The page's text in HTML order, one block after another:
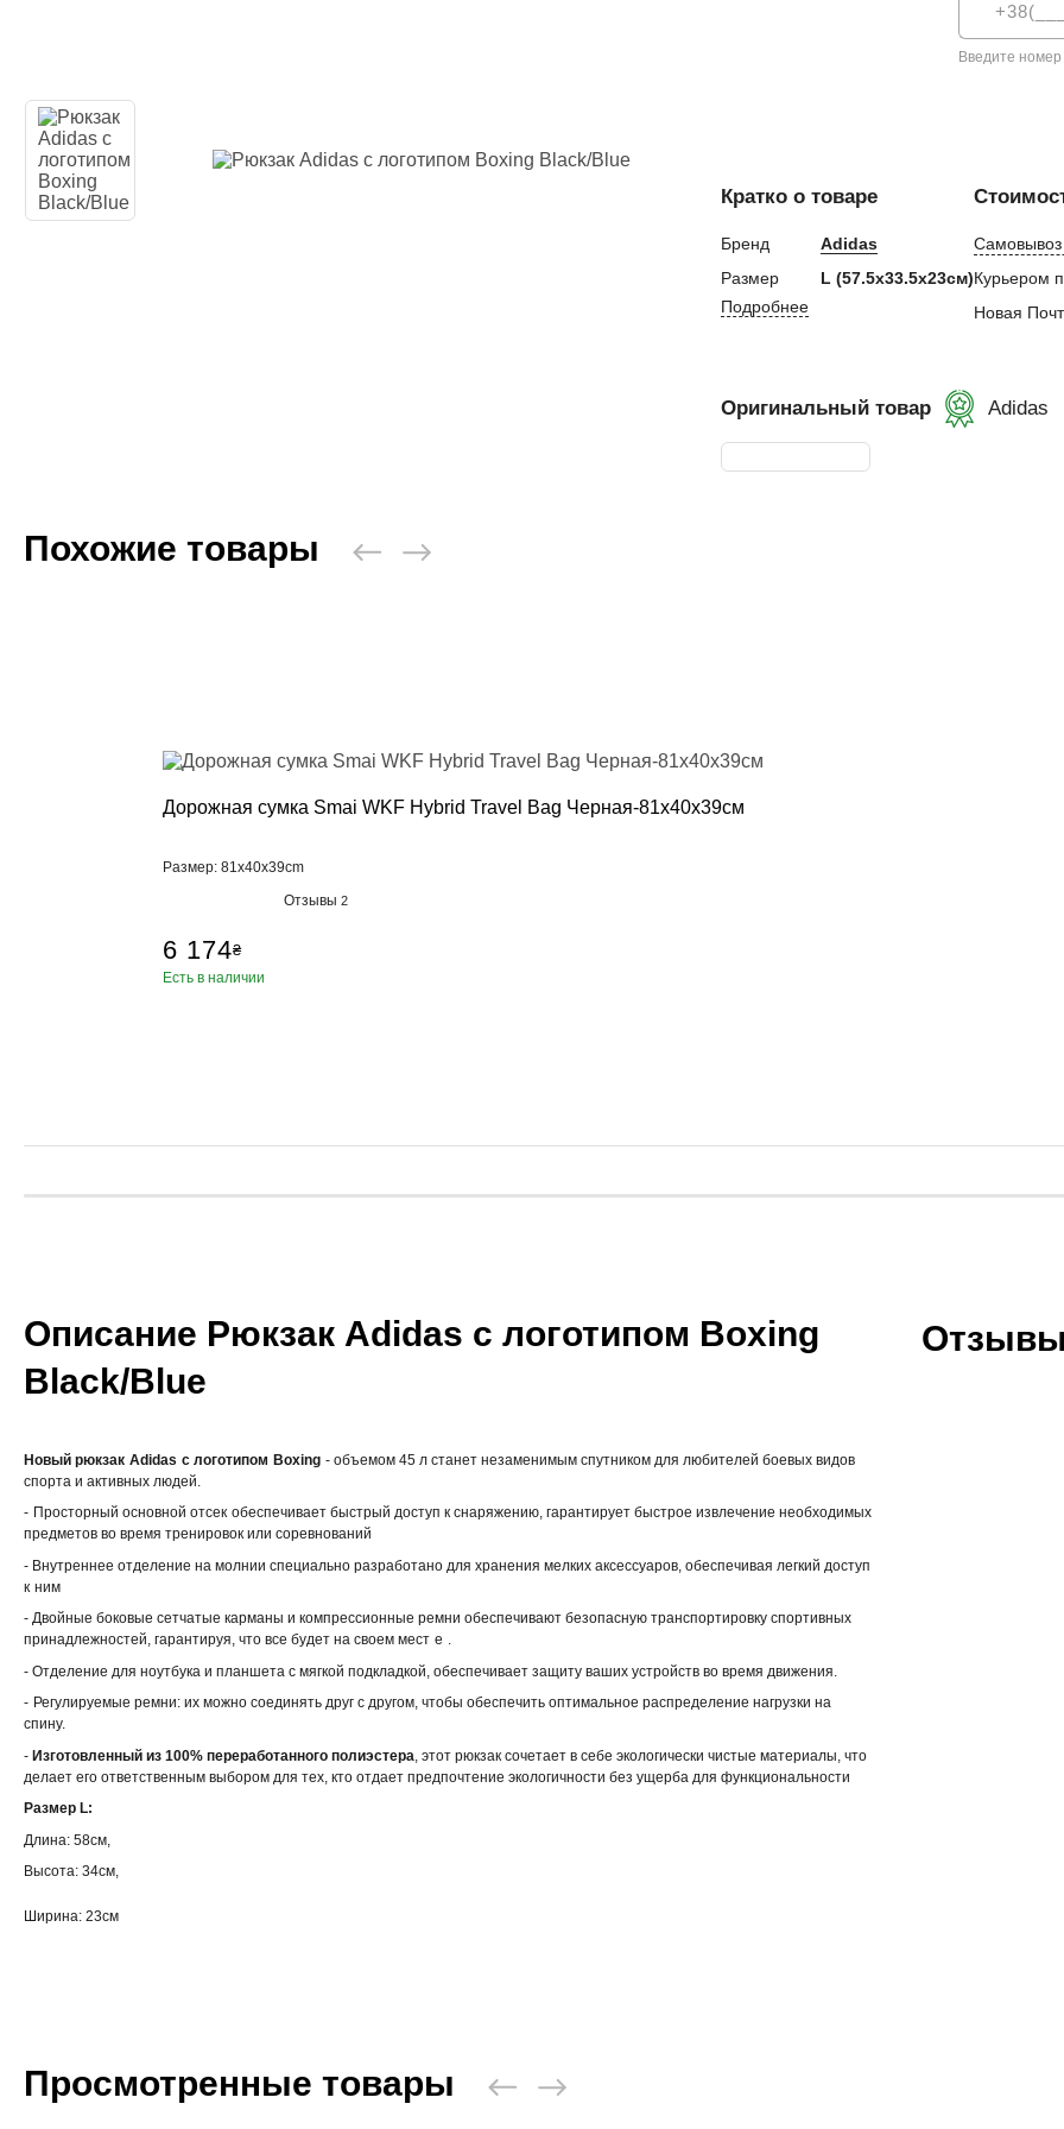
Вольная борьба
Введите
Кратко о товаре
Бренд
Adidas
Размер
L (57.5x33.5x23см)
Подробнее
Самовывоз
Курьером
Новая
Оригинальный товар Adidas
Похожие товары
Дорожная сумка Smai WKF Hybrid Travel Bag Черная-81х40х39см
Размер: 81x40x39cm
Отзывы2
6 174₴
Есть в наличии
Описание Рюкзак Adidas с логотипом Boxing
Black/Blue
Новый рюкзак Adidas с логотипом Boxing - объемом 45 л станет незаменимым спутником для любителей боевых видов
спорта и активных людей.
- Просторный основной отсек обеспечивает быстрый доступ к снаряжению, гарантирует быстрое извлечение необходимых
предметов во время тренировок или соревнований
- Внутреннее отделение на молнии специально разработано для хранения мелких аксессуаров, обеспечивая легкий доступ
к ним
- Двойные боковые сетчатые карманы и компрессионные ремни обеспечивают безопасную транспортировку спортивных
принадлежностей, гарантируя, что все будет на своем мест е .
- Отделение для ноутбука и планшета с мягкой подкладкой, обеспечивает защиту ваших устройств во время движения.
- Регулируемые ремни: их можно соединять друг с другом, чтобы обеспечить оптимальное распределение нагрузки на
спину.
- Изготовленный из 100% переработанного полиэстера , этот рюкзак сочетает в себе экологически чистые материалы, что
делает его ответственным выбором для тех, кто отдает предпочтение экологичности без ущерба для функциональности
Размер L:
Длина: 58см,
Высота: 34см,
Ширина: 23см
Отзывы
Просмотренные товары